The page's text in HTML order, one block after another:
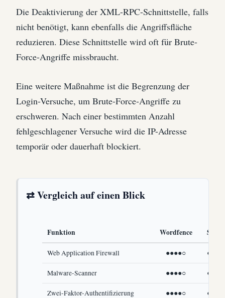
Die Deaktivierung der XML-RPC-Schnittstelle, falls
nicht benötigt, kann ebenfalls die Angriffsfläche
reduzieren. Diese Schnittstelle wird oft für Brute-
Force-Angriffe missbraucht.
Eine weitere Maßnahme ist die Begrenzung der
Login-Versuche, um Brute-Force-Angriffe zu
erschweren. Nach einer bestimmten Anzahl
fehlgeschlagener Versuche wird die IP-Adresse
temporär oder dauerhaft blockiert.
⇄ Vergleich auf einen Blick
Funktion Wordfence
Web Application Firewall ●●●●○
Malware-Scanner ●●●●○
Zwei-Faktor-Authentifizierung ●●●●○